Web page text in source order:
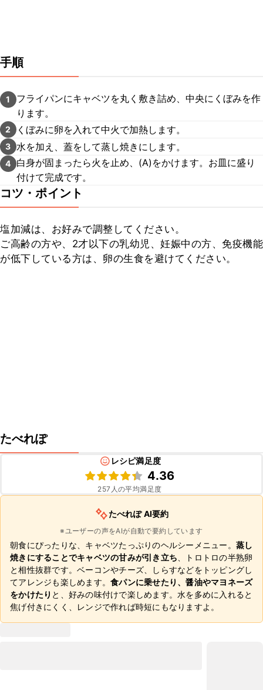
手順
1
フライパンにキャベツを丸く敷き詰め、中央にくぼみを作
ります。
2 くぼみに卵を入れて中火で加熱します。
3 水を加え、蓋をして蒸し焼きにします。
4
白身が固まったら火を止め、(A)をかけます。お皿に盛り
付けて完成です。
コツ・ポイント
塩加減は、お好みで調整してください。
ご高齢の方や、2才以下の乳幼児、妊娠中の方、免疫機能
が低下している方は、卵の生食を避けてください。
たべれぽ
レシピ満足度
4.36
257 人の平均満足度
たべれぽ AI要約
※ユーザーの声をAIが自動で要約しています
朝食にぴったりな、キャベツたっぷりのヘルシーメニュー。 蒸し
焼きにすることでキャベツの甘みが引き立ち 、トロトロの半熟卵
と相性抜群です。ベーコンやチーズ、しらすなどをトッピングし
てアレンジも楽しめます。 食パンに乗せたり、醤油やマヨネーズ
をかけたり と、好みの味付けで楽しめます。水を多めに入れると
焦げ付きにくく、レンジで作れば時短にもなりますよ。